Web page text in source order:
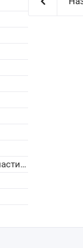
Корпусные сверла со сменными пластинами